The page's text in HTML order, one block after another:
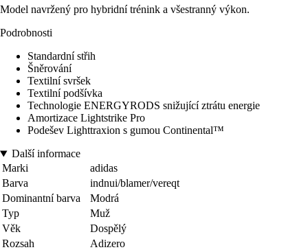
Model navržený pro hybridní trénink a všestranný výkon.
Podrobnosti
Standardní střih
Šněrování
Textilní svršek
Textilní podšívka
Technologie ENERGYRODS snižující ztrátu energie
Amortizace Lightstrike Pro
Podešev Lighttraxion s gumou Continental™
Další informace
Marki
adidas
Barva
indnui/blamer/vereqt
Dominantní barva
Modrá
Typ
Muž
Věk
Dospělý
Rozsah
Adizero